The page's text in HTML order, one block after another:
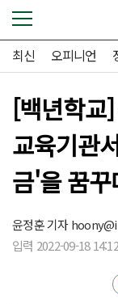
최신 오피니언
[백년학교
교육기관
금'을 꿈꾸
윤정훈 기자
입력 2022-09-18